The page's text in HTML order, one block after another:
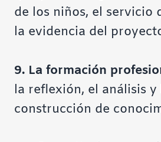
de los niños, el servicio
la evidencia del
9. La formación
la reflexión, el análisis y
construcción de